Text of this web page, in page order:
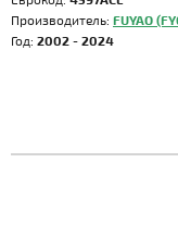
Производитель: FUYAO
Год: 2002 - 2024